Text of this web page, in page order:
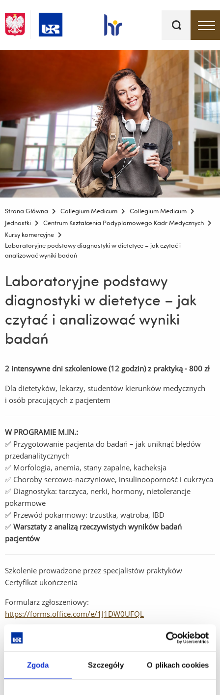
Zgoda Szczegóły O plikach cookies
kluczowe
Strona Główna Collegium Medicum
Collegium Medicum
Jednostki
Centrum Kształcenia Podyplomowego Kadr Medycznych
Kursy komercyjne
Laboratoryjne podstawy diagnostyki w dietetyce – jak czytać i
analizować wyniki badań
Laboratoryjne podstawy
diagnostyki w dietetyce – jak
czytać i analizować wyniki
badań
2 intensywne dni szkoleniowe (12 godzin) z praktyką - 800 zł
Dla dietetyków, lekarzy, studentów kierunków medycznych
i osób pracujących z pacjentem
W PROGRAMIE M.IN.:
✅ Przygotowanie pacjenta do badań – jak uniknąć błędów
przedanalitycznych
✅ Morfologia, anemia, stany zapalne, kacheksja
✅ Choroby sercowo-naczyniowe, insulinooporność i cukrzyca
✅ Diagnostyka: tarczyca, nerki, hormony, nietolerancje
pokarmowe
✅ Przewód pokarmowy: trzustka, wątroba, IBD
✅ Warsztaty z analizą rzeczywistych wyników badań
pacjentów
Szkolenie prowadzone przez specjalistów praktyków
Certyfikat ukończenia
Formularz zgłoszeniowy:
https://forms.office.com/e/1J1DW0UFQL